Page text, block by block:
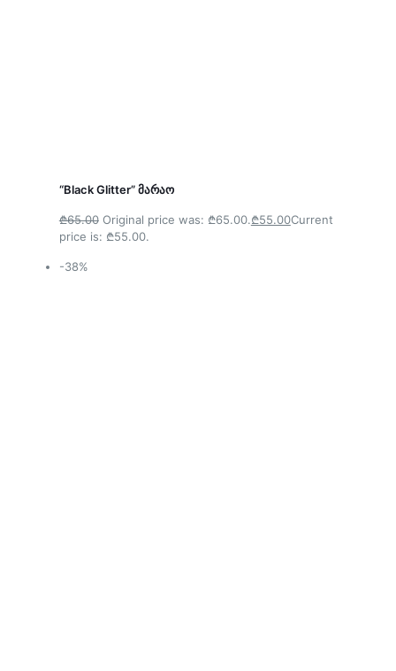
“Black Glitter” მარაო
₾65.00Original price was: ₾65.00.₾55.00Current
price is: ₾55.00.
-38%